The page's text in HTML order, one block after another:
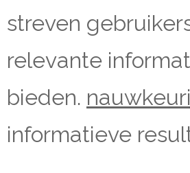
streven
relevante
bieden.
informatieve